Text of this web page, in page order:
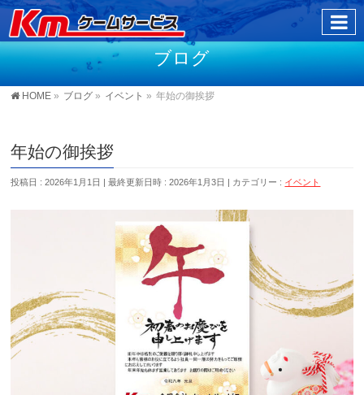
ブログ
HOME » ブログ » イベント » 年始の御挨拶
年始の御挨拶
投稿日 : 2026年1月1日 最終更新日時 : 2026年1月3日 カテゴリー : イベント